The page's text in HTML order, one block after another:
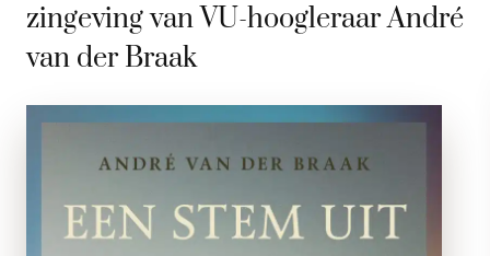
zingeving van VU-hoogleraar André
van der Braak